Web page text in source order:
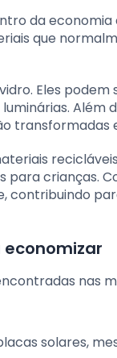
da
que
Eles
Além
transformadas
crianças.
contribuindo
economizar
nas
solares,